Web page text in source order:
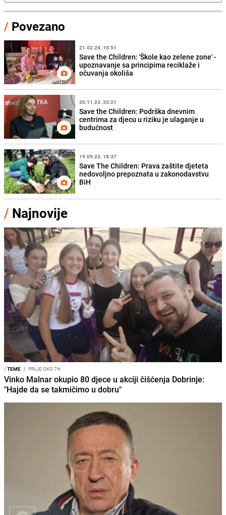
/ Povezano
21.02.24. 10:51
Save the Children: 'Škole kao zelene zone' -
upoznavanje sa principima reciklaže i
očuvanja okoliša
20.11.23. 20:21
Save the Children: Podrška dnevnim
centrima za djecu u riziku je ulaganje u
budućnost
19.09.23. 18:37
Save The Children: Prava zaštite djeteta
nedovoljno prepoznata u zakonodavstvu
BiH
/ Najnovije
/TEME I PRIJE OKO 7H
Vinko Malnar okupio 80 djece u akciji čišćenja Dobrinje:
"Hajde da se takmičimo u dobru"